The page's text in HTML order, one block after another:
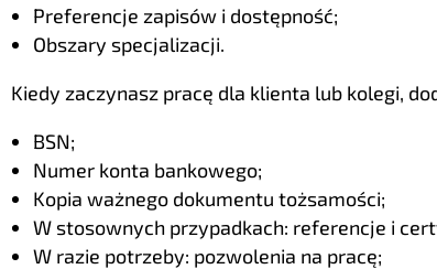
Preferencje zapisów i dostępność;
Obszary specjalizacji.
Kiedy zaczynasz pracę dla klienta lub kolegi,
BSN;
Numer konta bankowego;
Kopia ważnego dokumentu tożsamości;
W stosownych przypadkach: referencje i
W razie potrzeby: pozwolenia na pracę;